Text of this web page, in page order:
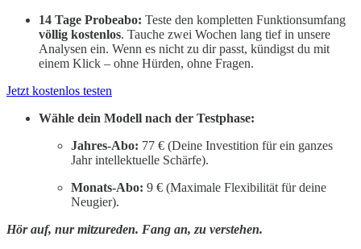
14 Tage Probeabo: Teste den kompletten Funktionsumfang
völlig kostenlos. Tauche zwei Wochen lang tief in unsere
Analysen ein. Wenn es nicht zu dir passt, kündigst du mit
einem Klick – ohne Hürden, ohne Fragen.
Jetzt kostenlos testen
Wähle dein Modell nach der Testphase:
Jahres-Abo: 77 € (Deine Investition für ein ganzes
Jahr intellektuelle Schärfe).
Monats-Abo: 9 € (Maximale Flexibilität für deine
Neugier).
Hör auf, nur mitzureden. Fang an, zu verstehen.